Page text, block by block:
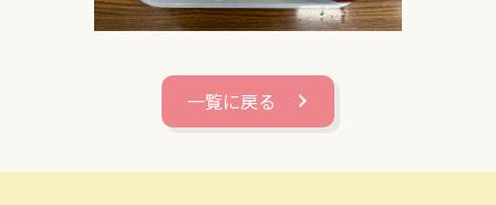
一覧に戻る